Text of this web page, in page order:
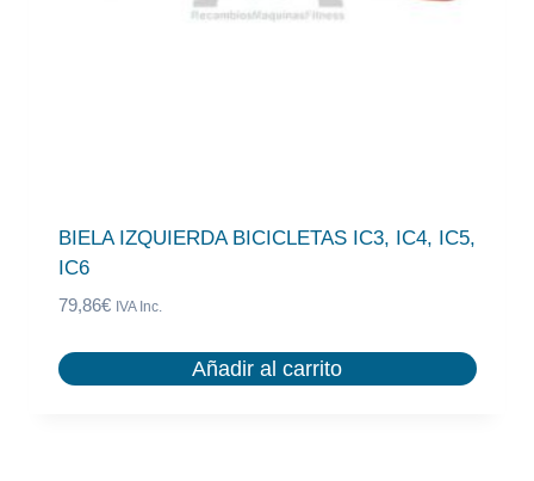
BIELA IZQUIERDA BICICLETAS IC3, IC4, IC5,
IC6
79,86€ IVA Inc.
Añadir al carrito